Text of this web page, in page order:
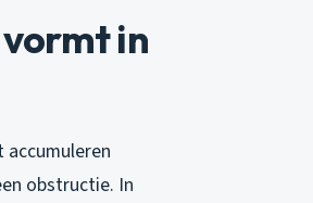
in
obstructie. In